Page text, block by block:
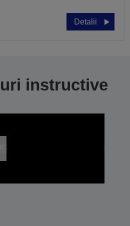
Detalii
instructive